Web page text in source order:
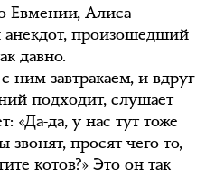
Евмении, Алиса
произошедший
давно.
ним завтракаем, и вдруг
подходит, слушает
«Да-да, у нас тут тоже
просят чего-то,
котов?» Это он так